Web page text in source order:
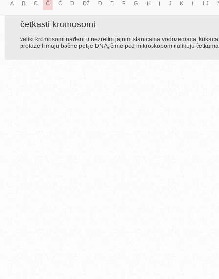
A B C Č Ć D DŽ Đ E F G H I J K L LJ
četkasti kromosomi
veliki kromosomi nađeni u nezrelim jajnim stanicama vodozemaca,
profaze I imaju bočne petlje DNA, čime pod mikroskopom nalikuju četkama